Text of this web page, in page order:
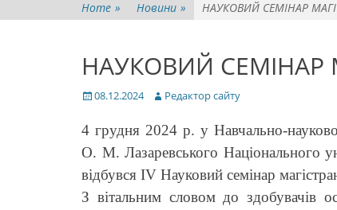
Home » Новини » НАУКОВИЙ СЕМІНАР
НАУКОВИЙ СЕМІНАР
Posted
08.12.2024 Author
Редактор сайту
4 грудня 2024 р. у Навчально-
О. М. Лазаревського Національного
відбувся IV Науковий семінар
З вітальним словом до здобувачів